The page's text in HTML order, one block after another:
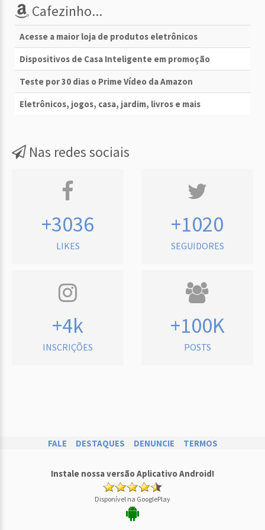
Cafezinho...
Acesse a maior loja de produtos eletrônicos
Dispositivos de Casa Inteligente em promoção
Teste por 30 dias o Prime Vídeo da Amazon
Eletrônicos, jogos, casa, jardim, livros e mais
Nas redes sociais
+3036
LIKES
+1020
SEGUIDORES
+4k
INSCRIÇÕES
+100K
POSTS
FALE DESTAQUES DENUNCIE TERMOS
Instale nossa versão Aplicativo Android!
Disponível na GooglePlay